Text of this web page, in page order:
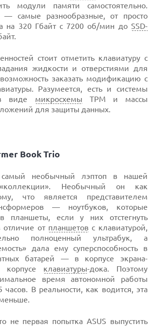
модули памяти самостоятельно.
— самые разнообразные, от просто
на 320 Гбайт с 7200 об/мин до SSD-
стоит отметить клавиатуру с
жидкости и отверстиями для
заказать модификацию с
Разумеется, есть и системы
в виде микросхемы TPM и массы
для защиты данных.
Book Trio
необычный лэптоп в нашей
Необычный он как
что является представителем
— ноутбуков, которые
планшеты, если у них отстегнуть
от планшетов с клавиатурой,
полноценный ультрабук, а
дала ему суперспособность в
батарей — в корпусе экрана-
клавиатуры-дока. Поэтому
время автономной работы
В реальности, как водится, эта
не первая попытка ASUS выпустить